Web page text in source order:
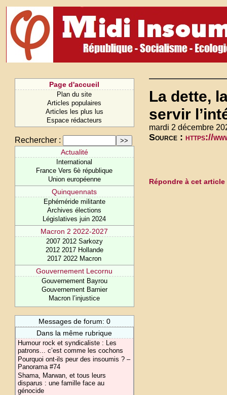
Page d'accueil
Plan du site
Articles populaires
Articles les plus lus
Espace rédacteurs
Rechercher :
Actualité
International
France Vers 6è république
Union européenne
Quinquennats
Ephéméride militante
Archives élections
Législatives juin 2024
Macron 2 2022-2027
2007 2012 Sarkozy
2012 2017 Hollande
2017 2022 Macron
Gouvernement Lecornu
Gouvernement Bayrou
Gouvernement Barnier
Macron l’injustice
Messages de forum: 0
Dans la même rubrique
Humour rock et syndicaliste : Les
patrons... c’est comme les cochons
Pourquoi ont-ils peur des insoumis ? –
Panorama #74
Shama, Marwan, et tous leurs
disparus : une famille face au
génocide
La dette,
servir
mardi 2 décembre
Source : https://
Répondre à cet article